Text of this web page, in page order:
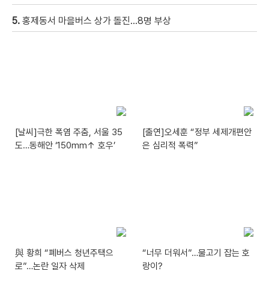
5. 홍제동서 마을버스 상가 돌진…8명 부상
[날씨]극한 폭염 주춤, 서울 35
도…동해안 ‘150mm↑ 호우’
[출연]오세훈 “정부 세제개편안
은 심리적 폭력”
與 황희 “폐버스 청년주택으
로”…논란 일자 삭제
“너무 더워서”…물고기 잡는 호
랑이?